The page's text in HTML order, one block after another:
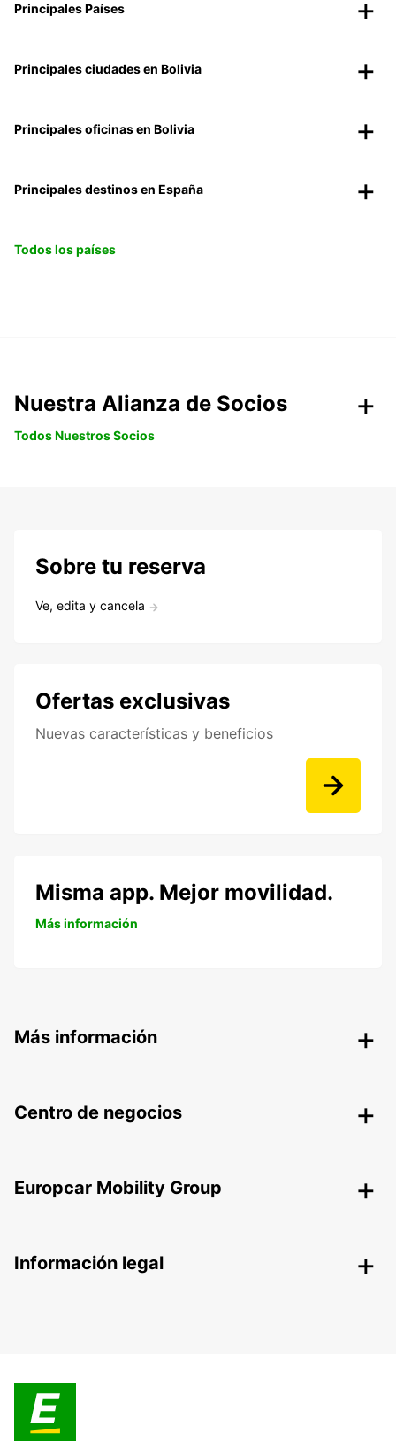
Principales Países
Principales ciudades en Bolivia
Principales oficinas en Bolivia
Principales destinos en España
Todos los países
Nuestra Alianza de Socios
Todos Nuestros Socios
Sobre tu reserva
Ve, edita y cancela
Ofertas exclusivas
Nuevas características y beneficios
Misma app. Mejor movilidad.
Más información
Más información
Centro de negocios
Europcar Mobility Group
Información legal